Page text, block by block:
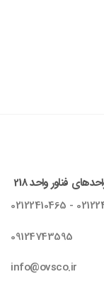
فناور واحد 218
09124743595
info@ovsco.ir